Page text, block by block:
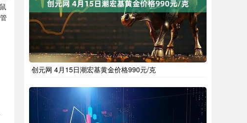
创元网 4月15日潮宏基黄金价格990元/克